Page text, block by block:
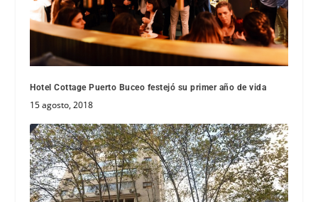
Hotel Cottage Puerto Buceo festejó su primer año de vida
15 agosto, 2018